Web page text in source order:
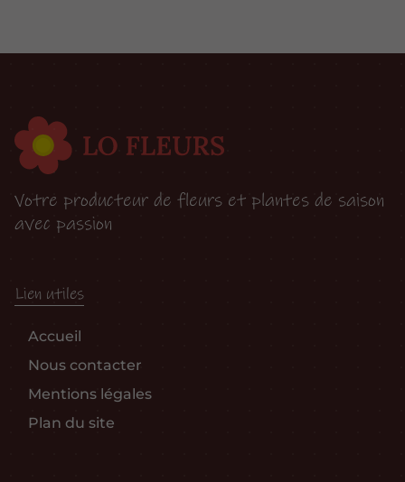
Votre producteur de fleurs et plantes de saison
avec passion
Lien utiles
Accueil
Nous contacter
Mentions légales
Plan du site